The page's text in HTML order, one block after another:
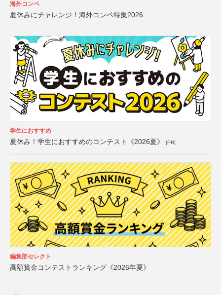
海外コンペ
夏休みにチャレンジ！海外コンペ特集2026
学生におすすめ
夏休み！学生におすすめのコンテスト《2026夏》 [PR]
編集部セレクト
高額賞金コンテストランキング《2026年夏》